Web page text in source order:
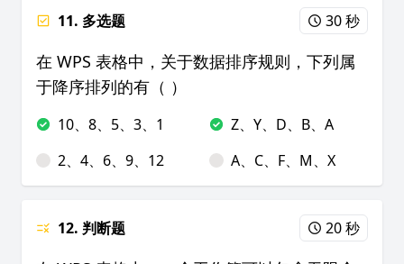
11. 多选题 30 秒
在 WPS 表格中，关于数据排序规则，下列属
于降序排列的有（ ）
10、8、5、3、1
Z、Y、D、B、A
2、4、6、9、12
A、C、F、M、X
12. 判断题 20 秒